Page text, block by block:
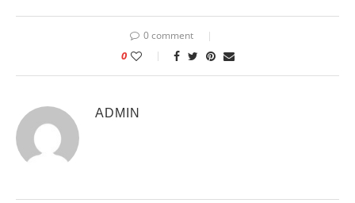
0 comment
0
ADMIN